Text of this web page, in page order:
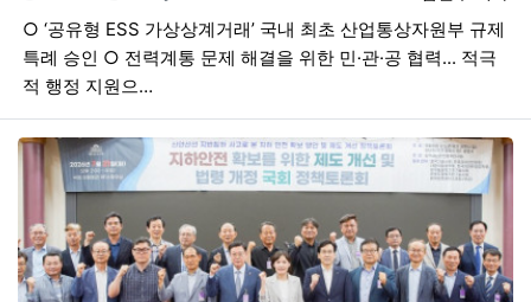
○ ‘공유형 ESS 가상상계거래’ 국내 최초 산업통상자원부 규제
특례 승인 ○ 전력계통 문제 해결을 위한 민·관·공 협력... 적극
적 행정 지원으…